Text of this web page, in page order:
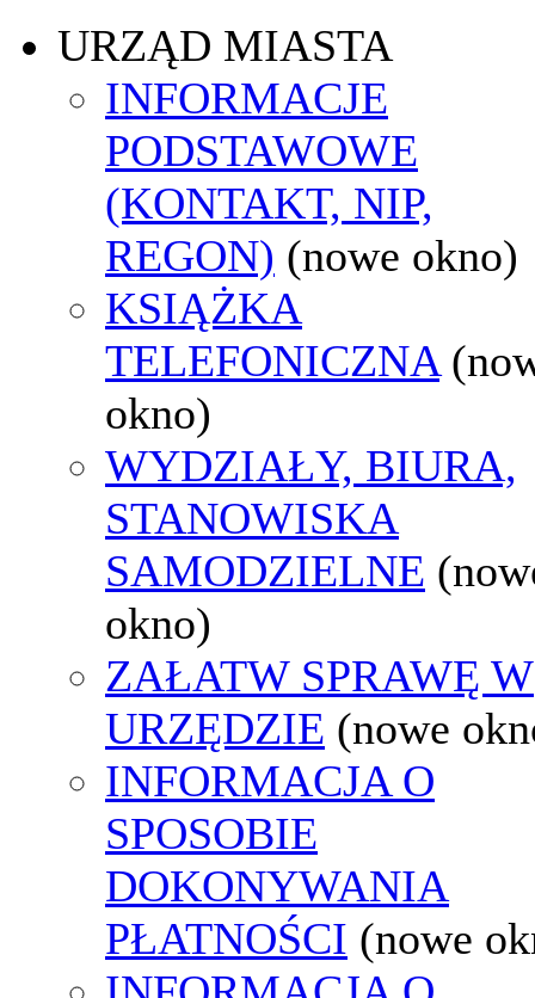
URZĄD MIASTA
INFORMACJE
PODSTAWOWE
(KONTAKT, NIP,
REGON) (nowe okno)
KSIĄŻKA
TELEFONICZNA
okno)
WYDZIAŁY, BIURA,
STANOWISKA
SAMODZIELNE
okno)
ZAŁATW SPRAWĘ W
URZĘDZIE (nowe
INFORMACJA O
SPOSOBIE
DOKONYWANIA
PŁATNOŚCI (nowe